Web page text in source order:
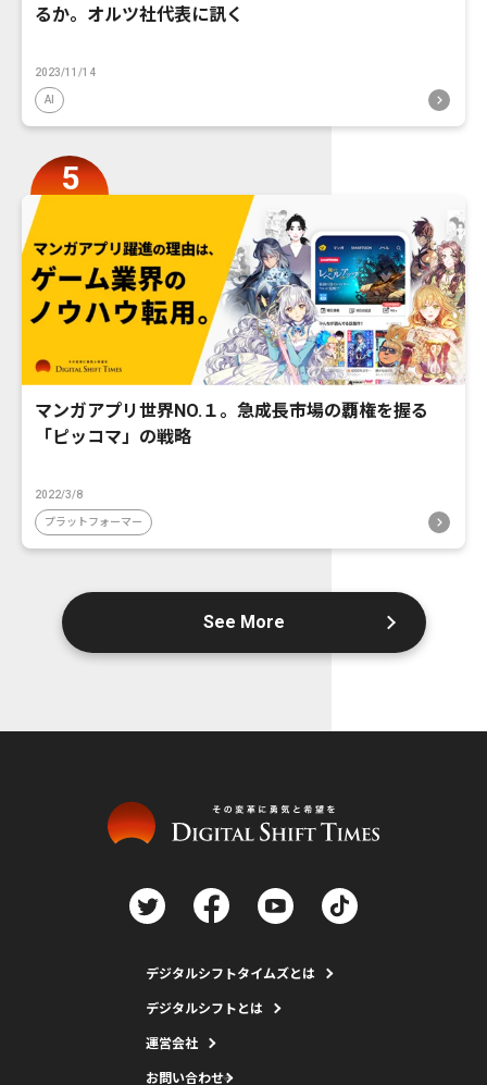
るか。オルツ社代表に訊く
2023/11/14
AI
マンガアプリ世界NO.１。急成長市場の覇権を握る
「ピッコマ」の戦略
2022/3/8
プラットフォーマー
See More
デジタルシフトタイムズとは
デジタルシフトとは
運営会社
お問い合わせ